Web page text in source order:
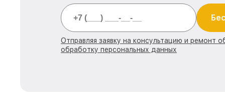
Отправляя заявку на консультацию и ремонт
обработку персональных данных